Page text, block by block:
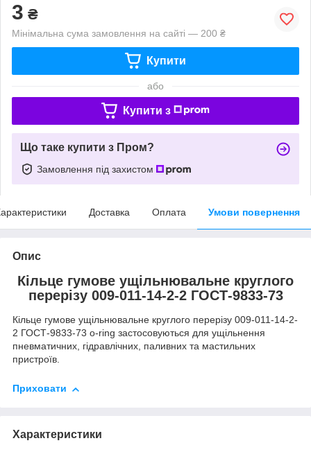
3 ₴
Мінімальна сума замовлення на сайті — 200 ₴
Купити
або
Купити з
Що таке купити з Пром?
Замовлення під захистом
Доставка Оплата Умови повернення
Опис
Кільце гумове ущільнювальне круглого
перерізу 009-011-14-2-2 ГОСТ-9833-73
Кільце гумове ущільнювальне круглого перерізу 009-011-14-2-
2 ГОСТ-9833-73 o-ring застосовуються для ущільнення
пневматичних, гідравлічних, паливних та мастильних
пристроїв.
Приховати
Характеристики